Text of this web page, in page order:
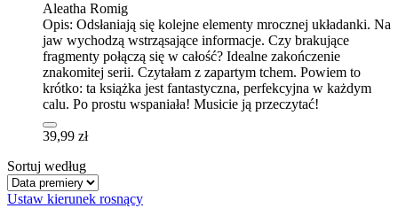
Aleatha Romig
Opis: Odsłaniają się kolejne elementy mrocznej układanki. Na
jaw wychodzą wstrząsające informacje. Czy brakujące
fragmenty połączą się w całość? Idealne zakończenie
znakomitej serii. Czytałam z zapartym tchem. Powiem to
krótko: ta książka jest fantastyczna, perfekcyjna w każdym
calu. Po prostu wspaniała! Musicie ją przeczytać!
39,99 zł
Sortuj według
Ustaw kierunek rosnący